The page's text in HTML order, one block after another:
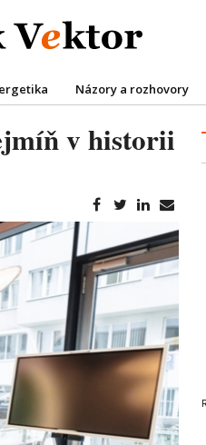
Názory a rozhovory
v historii